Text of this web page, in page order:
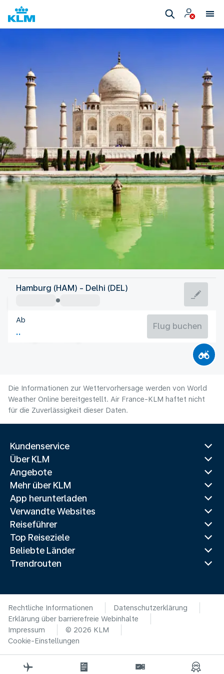
Indien
Indien
Flugzeit
Hamburg (HAM) - Delhi (DEL)
Ab
Flug buchen
Die Informationen zur Wettervorhersage werden von World
Weather Online bereitgestellt. Air France-KLM haftet nicht
für die Zuverlässigkeit dieser Daten.
Kundenservice
Über KLM
Angebote
Mehr über KLM
App herunterladen
Verwandte Websites
Reiseführer
Top Reiseziele
Beliebte Länder
Trendrouten
Rechtliche Informationen
Datenschutzerklärung
Erklärung über barrierefreie Webinhalte
Impressum
© 2026 KLM
Cookie-Einstellungen